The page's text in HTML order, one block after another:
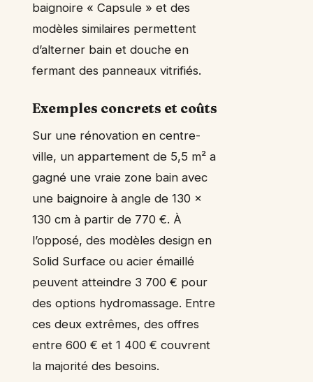
baignoire « Capsule » et des
modèles similaires permettent
d’alterner bain et douche en
fermant des panneaux vitrifiés.
Exemples concrets et coûts
Sur une rénovation en centre-
ville, un appartement de 5,5 m² a
gagné une vraie zone bain avec
une baignoire à angle de 130 x
130 cm à partir de 770 €. À
l’opposé, des modèles design en
Solid Surface ou acier émaillé
peuvent atteindre 3 700 € pour
des options hydromassage. Entre
ces deux extrêmes, des offres
entre 600 € et 1 400 € couvrent
la majorité des besoins.